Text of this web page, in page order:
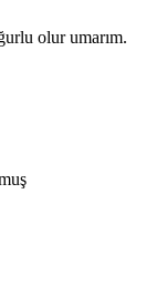
olur umarım.